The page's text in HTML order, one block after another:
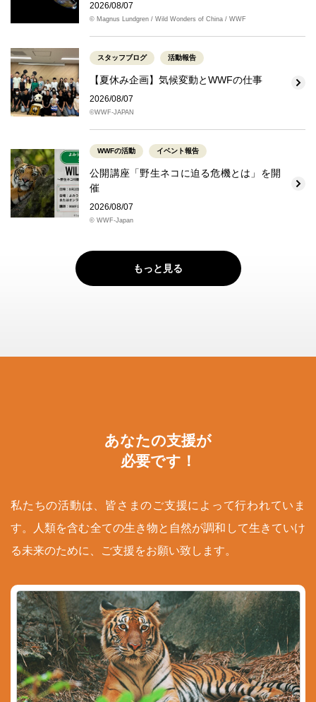
2026/08/07
© Magnus Lundgren / Wild Wonders of China / WWF
スタッフブログ 活動報告
【夏休み企画】気候変動とWWFの仕事
2026/08/07
©WWF-JAPAN
WWFの活動 イベント報告
公開講座「野生ネコに迫る危機とは」を開
催
2026/08/07
© WWF-Japan
もっと見る
あなたの支援が
必要です！
私たちの活動は、皆さまのご支援によって行われていま
す。人類を含む全ての生き物と自然が調和して生きていけ
る未来のために、ご支援をお願い致します。